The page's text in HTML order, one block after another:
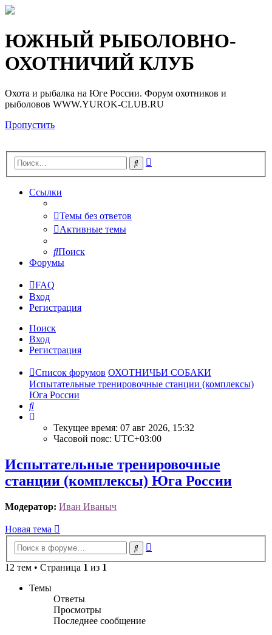
Регистрация
ЮЖНЫЙ РЫБОЛОВНО-
ОХОТНИЧИЙ КЛУБ
Охота и рыбалка на Юге России. Форум охотников и
рыболовов WWW.YUROK-CLUB.RU
Пропустить
Поиск
Ссылки
Темы без ответов
Активные темы
Поиск
Форумы
FAQ
Вход
Регистрация
Поиск
Вход
Регистрация
Список форумов ОХОТНИЧЬИ СОБАКИ
Испытательные тренировочные станции (комплексы)
Юга России
Поиск
Текущее время: 07 авг 2026, 15:32
Часовой пояс: UTC+03:00
Испытательные тренировочные
станции (комплексы) Юга России
Модератор: Иван Иваныч
Новая
тема
Новая тема
Поиск
12 тем • Страница 1 из 1
Темы
Ответы
Просмотры
Последнее сообщение